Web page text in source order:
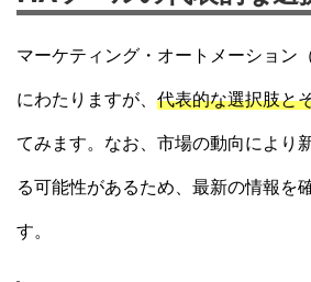
マーケティング・オートメーション
にわたりますが、 代表的な選択肢と
てみます。なお、市場の動向により
る可能性があるため、最新の情報を
す。